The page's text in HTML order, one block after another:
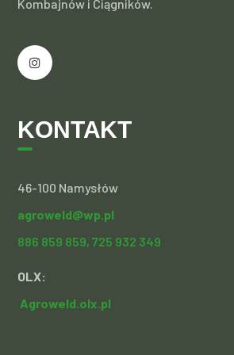
Kombajnów i Ciągników.
KONTAKT
46-100 Namysłów
agroweld@wp.pl
886 859 859,725 932 349
OLX:
Agroweld.olx.pl